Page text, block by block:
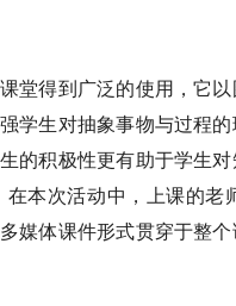
堂得到广泛的使用，它
学生对抽象事物与过程
的积极性更有助于学生
本次活动中，上课的
媒体课件形式贯穿于整